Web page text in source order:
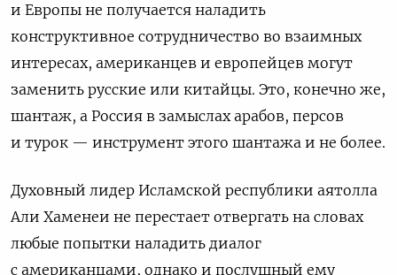
и Европы не получается наладить
конструктивное сотрудничество во взаимных
интересах, американцев и европейцев могут
заменить русские или китайцы. Это, конечно же,
шантаж, а Россия в замыслах арабов, персов
и турок — инструмент этого шантажа и не более.
Духовный лидер Исламской республики аятолла
Али Хаменеи не перестает отвергать на словах
любые попытки наладить диалог
с американцами, однако и послушный ему